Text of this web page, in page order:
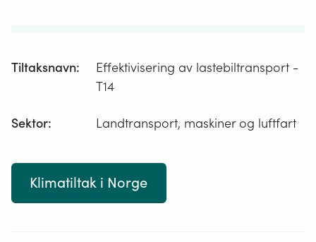
Tiltaksnavn:
Effektivisering av lastebiltransport -
T14
Sektor: Landtransport, maskiner og luftfart
Klimatiltak i Norge